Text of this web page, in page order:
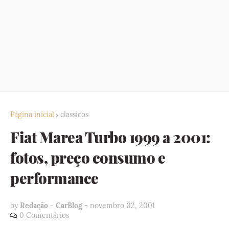
Página inicial classicos
Fiat Marea Turbo 1999 a 2001:
fotos, preço consumo e
performance
by Redação - CarBlog - novembro 02, 2001
0 Comentários